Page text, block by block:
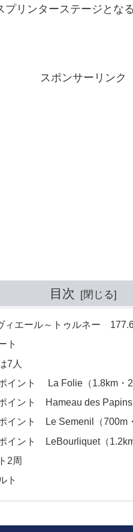
プリンターステージとな
スポンサーリンク
目次
ィエール～トゥルネー
ト
7人
イント La Folie（1.8km・
イント Hameau des Papins
イント Le Semenil（700m
イント LeBourliquet（1.2km
2周
ト